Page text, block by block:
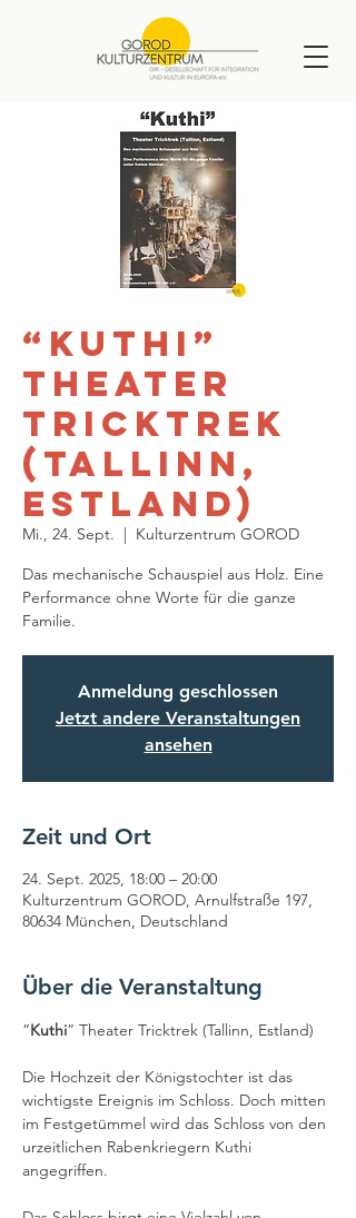
“Kuthi”
Theater
Tricktrek
(Tallinn,
Estland)
Mi., 24. Sept.
  |
Kulturzentrum GOROD
Das mechanische Schauspiel aus Holz. Eine
Performance ohne Worte für die ganze
Anmeldung geschlossen
Jetzt andere Veranstaltungen
ansehen
Zeit und Ort
24. Sept. 2025, 18:00 – 20:00
Kulturzentrum GOROD, Arnulfstraße 197,
80634 München, Deutschland
Über die Veranstaltung
“Kuthi” Theater Tricktrek (Tallinn, Estland)
Die Hochzeit der Königstochter ist das
wichtigste Ereignis im Schloss. Doch mitten
im Festgetümmel wird das Schloss von den
urzeitlichen Rabenkriegern Kuthi
angegriffen.